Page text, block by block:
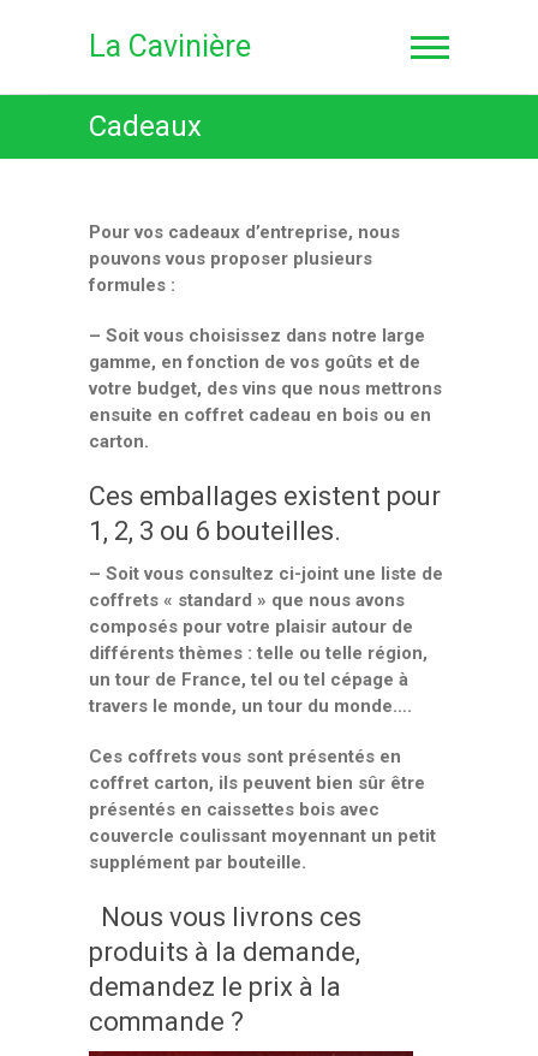
p
La Cavinière
Cadeaux
Pour vos cadeaux d’entreprise, nous
pouvons vous proposer plusieurs
formules :
– Soit vous choisissez dans notre large
gamme, en fonction de vos goûts et de
votre budget, des vins que nous mettrons
ensuite en coffret cadeau en bois ou en
carton.
Ces emballages existent pour
1, 2, 3 ou 6 bouteilles.
– Soit vous consultez ci-joint une liste de
coffrets « standard » que nous avons
composés pour votre plaisir autour de
différents thèmes : telle ou telle région,
un tour de France, tel ou tel cépage à
travers le monde, un tour du monde….
Ces coffrets vous sont présentés en
coffret carton, ils peuvent bien sûr être
présentés en caissettes bois avec
couvercle coulissant moyennant un petit
supplément par bouteille.
Nous vous livrons ces
produits à la demande,
demandez le prix à la
commande ?